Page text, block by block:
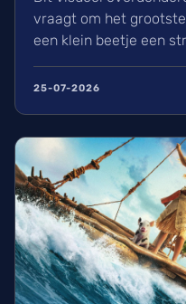
vraagt om het
een klein beetje een
flashbacks en
film in een
25-07-2026